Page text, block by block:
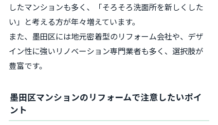
したマンションも多く、「そろそろ洗面所を新しくした
い」と考える方が年々増えています。
また、墨田区には地元密着型のリフォーム会社や、デザ
イン性に強いリノベーション専門業者も多く、選択肢が
豊富です。
墨田区マンションのリフォームで注意したいポイ
ント